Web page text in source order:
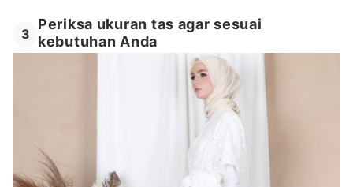
3
Periksa ukuran tas agar sesuai
kebutuhan Anda